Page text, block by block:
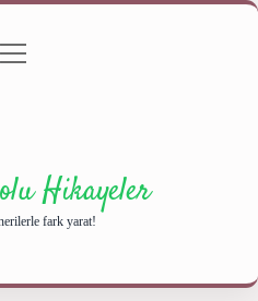
menüyü
Hikayeler
fark yarat!